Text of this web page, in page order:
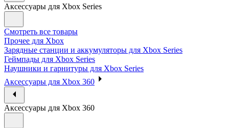
Аксессуары для Xbox Series
Смотреть все товары
Прочее для Xbox
Зарядные станции и аккумуляторы для Xbox Series
Геймпады для Xbox Series
Наушники и гарнитуры для Xbox Series
Аксессуары для Xbox 360
Аксессуары для Xbox 360